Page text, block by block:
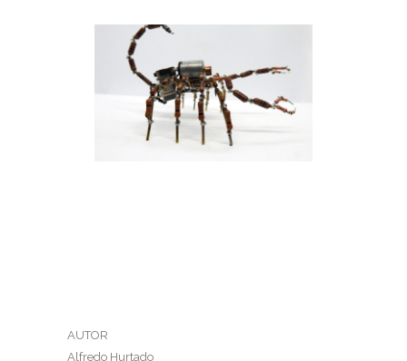
ALACRÁN GÜERO
Alacrán Güero
AUTOR
Alfredo Hurtado